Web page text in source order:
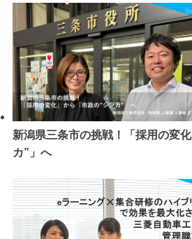
新潟県三条市の挑戦！「採用の変
カ”」へ